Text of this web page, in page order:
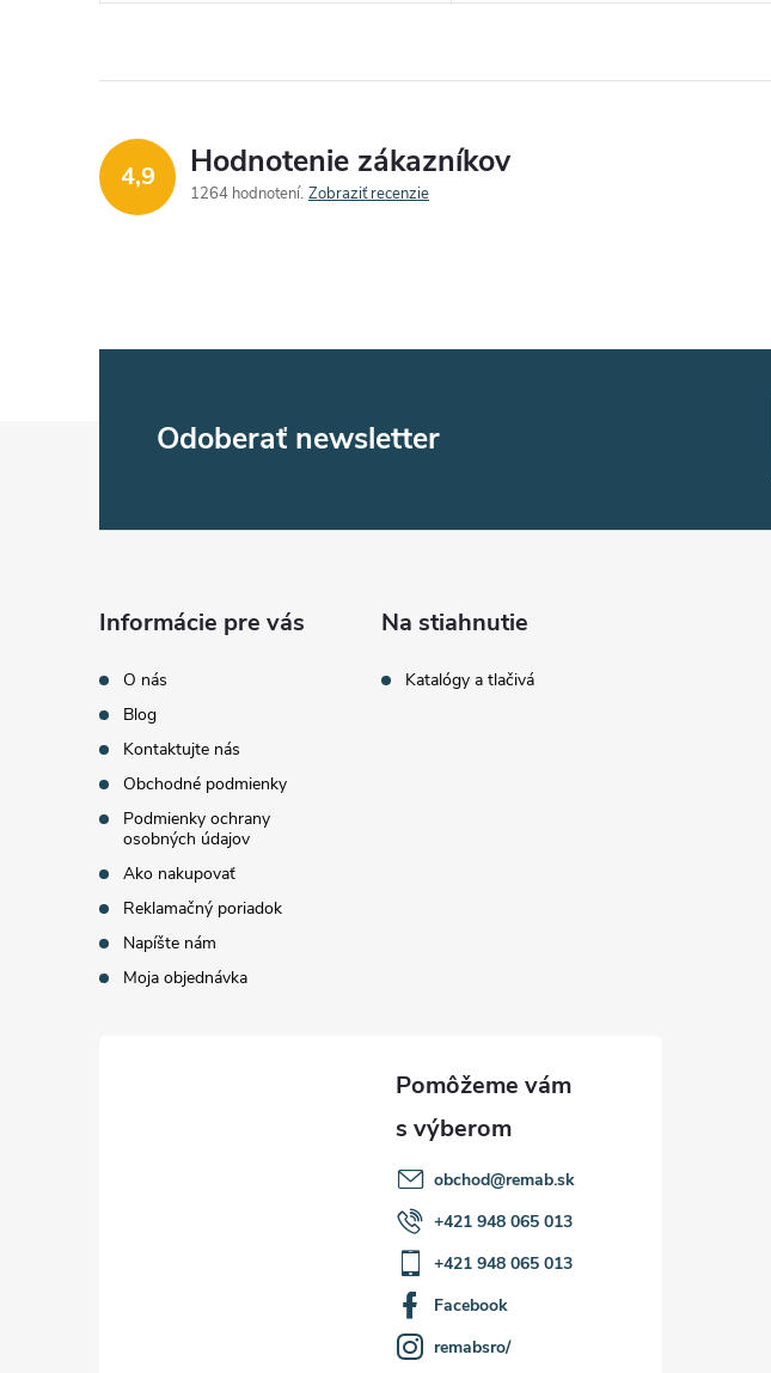
4,9 Hodnotenie zákazníkov
1264 hodnotení Zobraziť recenzie
Odoberať newsletter
Informácie pre vás
O nás
Blog
Kontaktujte nás
Obchodné podmienky
Podmienky ochrany
osobných údajov
Ako nakupovať
Reklamačný poriadok
Napíšte nám
Moja objednávka
Na stiahnutie
Katalógy a tlačivá
obchod@remab.sk
+421 948 065 013
+421 948 065 013
Facebook
remabsro/